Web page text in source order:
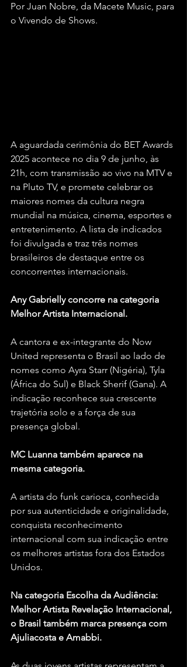
Por Juan Nobre, da Macete Music, para
o Vivendo de Shows.
A aguardada cerimônia do BET Awards
2025 acontece no dia 9 de junho, às
21h, com transmissão ao vivo na MTV e
na Pluto TV, e promete celebrar os
maiores nomes da cultura negra
mundial na música, cinema, esportes e
entretenimento. A lista de indicados
foi divulgada e traz três nomes
brasileiros de destaque entre os
concorrentes internacionais.
Any Gabrielly concorre na categoria
Melhor Artista Internacional.
A cantora e ex-integrante do Now
United representa o Brasil ao lado de
nomes como Ayra Starr (Nigéria), Tyla
(África do Sul) e Black Sherif (Gana). A
indicação reconhece sua crescente
trajetória solo e a força de sua
presença global.
MC Luanna também aparece na
mesma categoria.
A artista do funk carioca, conhecida
por sua autenticidade e originalidade,
conquista reconhecimento
internacional com sua indicação entre
os melhores artistas fora dos Estados
Unidos.
Na categoria Escolha da Audiência:
Melhor Artista Revelação Internacional,
o Brasil também marca presença com
Ajuliacosta e Amabbi.